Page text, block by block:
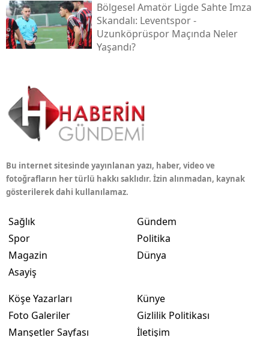
Bölgesel Amatör Ligde Sahte Imza
Skandalı: Leventspor -
Uzunköprüspor Maçında Neler
Yaşandı?
Bu internet sitesinde yayınlanan yazı, haber, video ve
fotoğrafların her türlü hakkı saklıdır. İzin alınmadan, kaynak
gösterilerek dahi kullanılamaz.
Sağlık
Spor
Magazin
Asayiş
Gündem
Politika
Dünya
Köşe Yazarları
Foto Galeriler
Manşetler Sayfası
Künye
Gizlilik Politikası
İletişim